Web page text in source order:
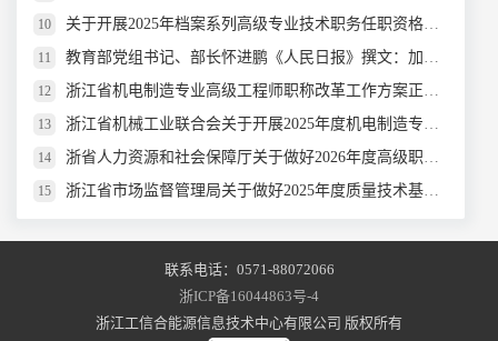
10 关于开展2025年档案系列高级专业技术职务任职资格评审的通知
11 教育部党组书记、部长怀进鹏《人民日报》撰文：加快建设教育强国
12 浙江省机电制造专业高级工程师职称改革工作方案正式颁布
13 浙江省机械工业联合会关于开展2025年度机电制造专业高级工程师职务任职资格评审工作的通知
14 浙省人力资源和社会保障厅关于做好2026年度高级职称评审工作的通知
15 浙江省市场监督管理局关于做好2025年度质量技术基础专业正高级工程师、高级工程师职务任职资格评审工作的通知
联系电话：0571-88072066
浙ICP备16044863号-4
浙江工信合能源信息技术中心有限公司 版权所有